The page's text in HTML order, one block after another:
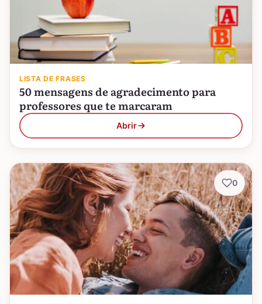
LISTA DE FRASES
50 mensagens de agradecimento para
professores que te marcaram
Abrir
0